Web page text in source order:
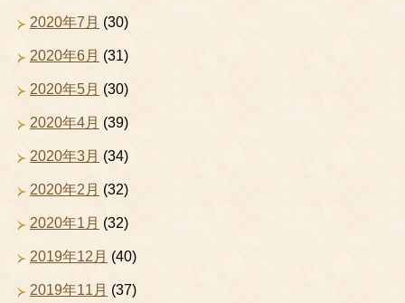
2020年7月 (30)
2020年6月 (31)
2020年5月 (30)
2020年4月 (39)
2020年3月 (34)
2020年2月 (32)
2020年1月 (32)
2019年12月 (40)
2019年11月 (37)